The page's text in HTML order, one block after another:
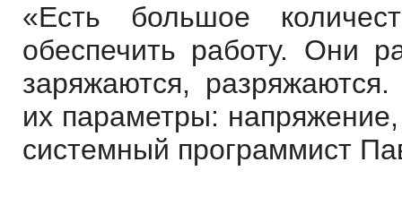
«Есть большое
обеспечить работу. Они
заряжаются,
их параметры:
системный программист